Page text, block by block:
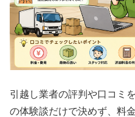
引越し業者の評判や口コミ
の体験談だけで決めず、料